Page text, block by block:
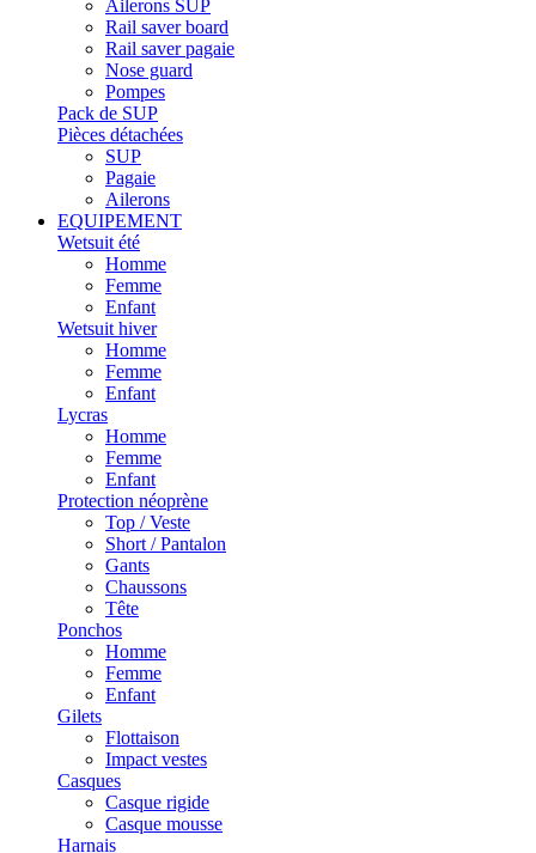
Ailerons SUP
Rail saver board
Rail saver pagaie
Nose guard
Pompes
Pack de SUP
Pièces détachées
SUP
Pagaie
Ailerons
EQUIPEMENT
Wetsuit été
Homme
Femme
Enfant
Wetsuit hiver
Homme
Femme
Enfant
Lycras
Homme
Femme
Enfant
Protection néoprène
Top / Veste
Short / Pantalon
Gants
Chaussons
Tête
Ponchos
Homme
Femme
Enfant
Gilets
Flottaison
Impact vestes
Casques
Casque rigide
Casque mousse
Harnais